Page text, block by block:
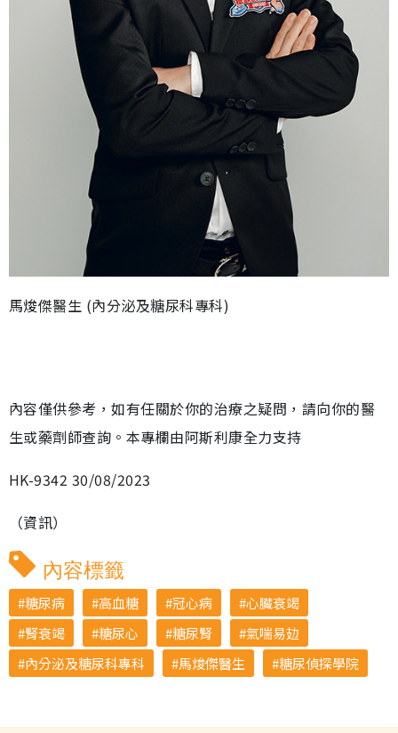
馬焌傑醫生 (內分泌及糖尿科專科)
內容僅供參考，如有任關於你的治療之疑問，請向你的醫
生或藥劑師查詢。本專欄由阿斯利康全力支持
HK-9342 30/08/2023
（資訊）
內容標籤
糖尿病 高血糖 冠心病
心臟衰竭
腎衰竭
糖尿心 糖尿腎
氣喘易攰
內分泌及糖尿科專科
馬焌傑醫生 糖尿偵探學院